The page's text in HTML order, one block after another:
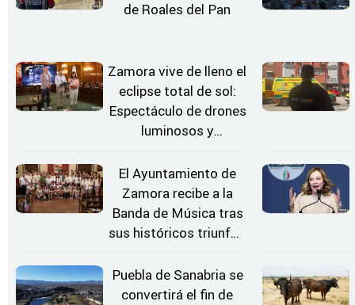
de Roales del Pan
Zamora vive de lleno el
eclipse total de sol:
Espectáculo de drones
luminosos y
Estrellas
El Ayuntamiento de
Zamora recibe a la
Banda de Música tras
sus históricos triunfos
Puebla de Sanabria se
convertirá el fin de